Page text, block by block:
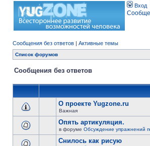
Вход
Сообщения без ответов | Активные темы
Список форумов
Сообщения без ответов
О проекте Yugzone.ru
Важная
Опять артикуляция.
в форуме Обсуждение упражнений
Снилось как рисую